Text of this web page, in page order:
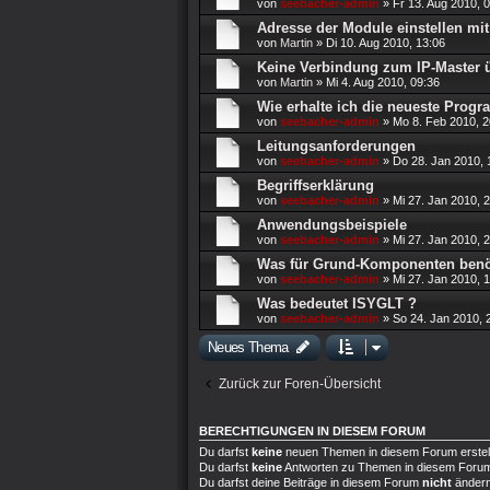
von seebacher-admin » Fr 13. Aug 2010,
Adresse der Module einstellen
von Martin » Di 10. Aug 2010, 13:06
Keine Verbindung zum IP-Master
von Martin » Mi 4. Aug 2010, 09:36
Wie erhalte ich die neueste
von seebacher-admin » Mo 8. Feb 2010,
Leitungsanforderungen
von seebacher-admin » Do 28. Jan 2010,
Begriffserklärung
von seebacher-admin » Mi 27. Jan 2010,
Anwendungsbeispiele
von seebacher-admin » Mi 27. Jan 2010,
Was für Grund-Komponenten
von seebacher-admin » Mi 27. Jan 2010,
Was bedeutet ISYGLT ?
von seebacher-admin » So 24. Jan 2010,
Neues Thema
Zurück zur Foren-Übersicht
BERECHTIGUNGEN IN DIESEM FORUM
Du darfst keine neuen Themen in diesem Forum
Du darfst keineAntworten zu Themen in diesem
Du darfst deine Beiträge in diesem Forum nicht